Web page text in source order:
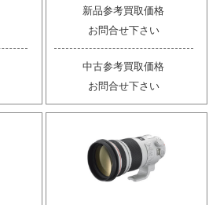
新品参考買取価格
お問合せ下さい
中古参考買取価格
お問合せ下さい